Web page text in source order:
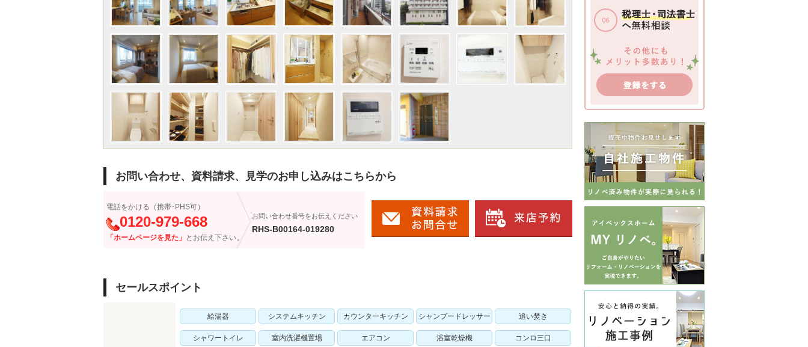
お問い合わせ、資料請求、見学のお申し込みはこちらから
電話をかける（携帯･PHS可）
0120-979-668
「ホームページを見た」 とお伝え下さい。
お問い合わせ番号をお伝えください
RHS-B00164-019280
セールスポイント
給湯器 システムキッチン カウンターキッチン シャンプードレッサー 追い焚き
シャワートイレ 室内洗濯機置場 エアコン 浴室乾燥機 コンロ三口